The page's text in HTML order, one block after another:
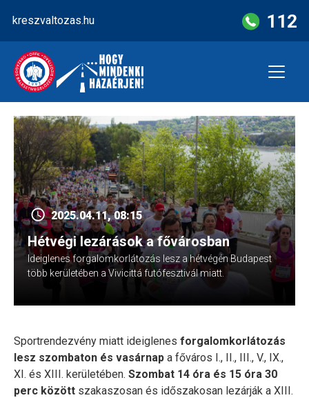
content
kreszvaltozas.hu 112
2025.04.11, 08:15
Hétvégi lezárások a fővárosban
Ideiglenes forgalomkorlátozás lesz a hétvégén Budapest
több kerületében a Vivicittá futófesztivál miatt.
Sportrendezvény miatt ideiglenes forgalomkorlátozás
lesz szombaton és vasárnap a főváros I., II., III., V., IX.,
XI. és XIII. kerületében. Szombat 14 óra és 15 óra 30
perc között szakaszosan és időszakosan lezárják a XIII.